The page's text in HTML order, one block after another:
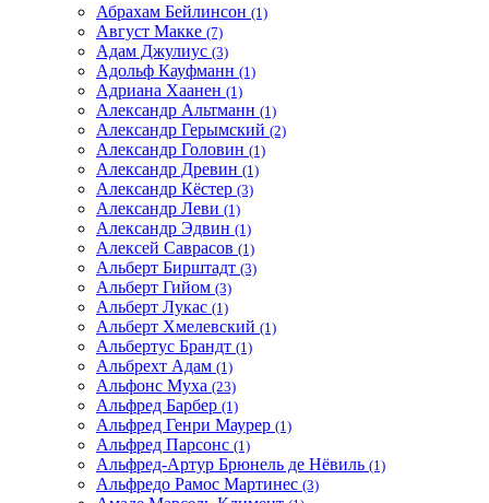
Абрахам Бейлинсон (1)
Август Макке (7)
Адам Джулиус (3)
Адольф Кауфманн (1)
Адриана Хаанен (1)
Александр Альтманн (1)
Александр Герымский (2)
Александр Головин (1)
Александр Древин (1)
Александр Кёстер (3)
Александр Леви (1)
Александр Эдвин (1)
Алексей Саврасов (1)
Альберт Бирштадт (3)
Альберт Гийом (3)
Альберт Лукас (1)
Альберт Хмелевский (1)
Альбертус Брандт (1)
Альбрехт Адам (1)
Альфонс Муха (23)
Альфред Барбер (1)
Альфред Генри Маурер (1)
Альфред Парсонс (1)
Альфред-Артур Брюнель де Нёвиль (1)
Альфредо Рамос Мартинес (3)